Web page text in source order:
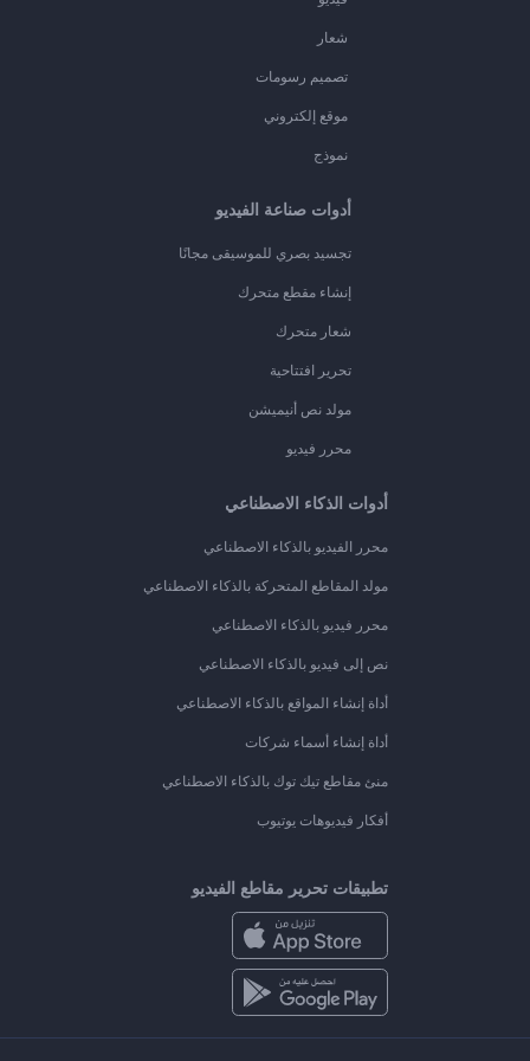
شعار
تصميم رسومات
موقع إلكتروني
نموذج
أدوات صناعة الفيديو
تجسيد بصري للموسيقى مجانًا
إنشاء مقطع متحرك
شعار متحرك
تحرير افتتاحية
مولد نص أنيميشن
محرر فيديو
أدوات الذكاء الاصطناعي
محرر الفيديو بالذكاء الاصطناعي
مولد المقاطع المتحركة بالذكاء الاصطناعي
محرر فيديو بالذكاء الاصطناعي
نص إلى فيديو بالذكاء الاصطناعي
أداة إنشاء المواقع بالذكاء الاصطناعي
أداة إنشاء أسماء شركات
منئ مقاطع تيك توك بالذكاء الاصطناعي
أفكار فيديوهات يوتيوب
تطبيقات تحرير مقاطع الفيديو